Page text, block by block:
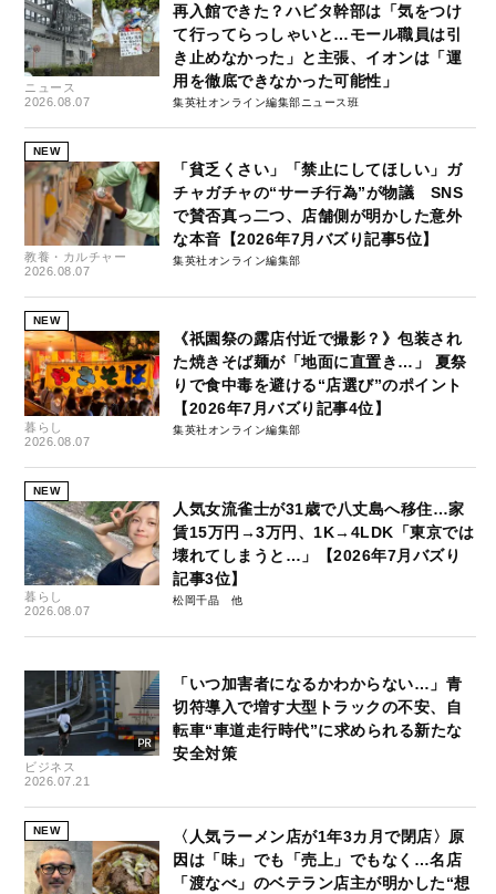
ニュース
2026.08.07
再入館できた？ハビタ幹部は「気をつけ
て行ってらっしゃいと…モール職員は引
き止めなかった」と主張、イオンは「運
用を徹底できなかった可能性」
集英社オンライン編集部ニュース班
NEW
教養・カルチャー
2026.08.07
「貧乏くさい」「禁止にしてほしい」ガ
チャガチャの“サーチ行為”が物議 SNS
で賛否真っ二つ、店舗側が明かした意外
な本音【2026年7月バズり記事5位】
集英社オンライン編集部
NEW
暮らし
2026.08.07
《祇園祭の露店付近で撮影？》包装され
た焼きそば麺が「地面に直置き…」 夏祭
りで食中毒を避ける“店選び”のポイント
【2026年7月バズり記事4位】
集英社オンライン編集部
NEW
暮らし
2026.08.07
人気女流雀士が31歳で八丈島へ移住…家
賃15万円→3万円、1K→4LDK「東京では
壊れてしまうと…」【2026年7月バズり
記事3位】
松岡千晶
ビジネス
2026.07.21
「いつ加害者になるかわからない…」青
切符導入で増す大型トラックの不安、自
転車“車道走行時代”に求められる新たな
安全対策
NEW
〈人気ラーメン店が1年3カ月で閉店〉原
因は「味」でも「売上」でもなく…名店
「渡なべ」のベテラン店主が明かした“想